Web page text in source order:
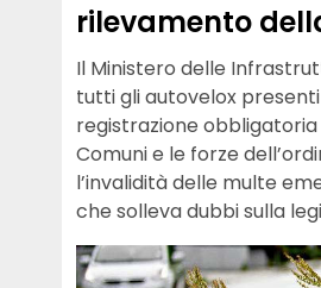
rilevamento
Il Ministero delle
tutti gli autovelox
registrazione
Comuni e le forze
l’invalidità delle multe
che solleva dubbi sulla